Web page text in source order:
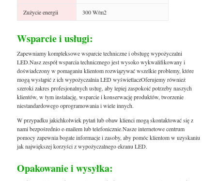
Zużycie energii 300 W/m2
Wsparcie i usługi:
Zapewniamy kompleksowe wsparcie techniczne i obsługę wypożyczalni
LED.Nasz zespół wsparcia technicznego jest wysoko wykwalifikowany i
doświadczony w pomaganiu klientom rozwiązywać wszelkie problemy, które
mogą wystąpić z ich wypożyczalnia LED wyświetlaczOferujemy również
szeroki zakres profesjonalnych usług, aby lepiej zaspokoić potrzeby naszych
klientów, w tym instalację, wsparcie i konserwację produktów, tworzenie
niestandardowego oprogramowania i wiele innych.
W przypadku jakichkolwiek pytań lub obaw klienci mogą skontaktować się z
nami bezpośrednio e-mailem lub telefonicznie.Nasze internetowe centrum
pomocy zapewnia bogate informacje i zasoby, aby pomóc klientom w uzyskaniu
jak największej korzyści z wypożyczalnego ekranu LED.
Opakowanie i wysyłka: